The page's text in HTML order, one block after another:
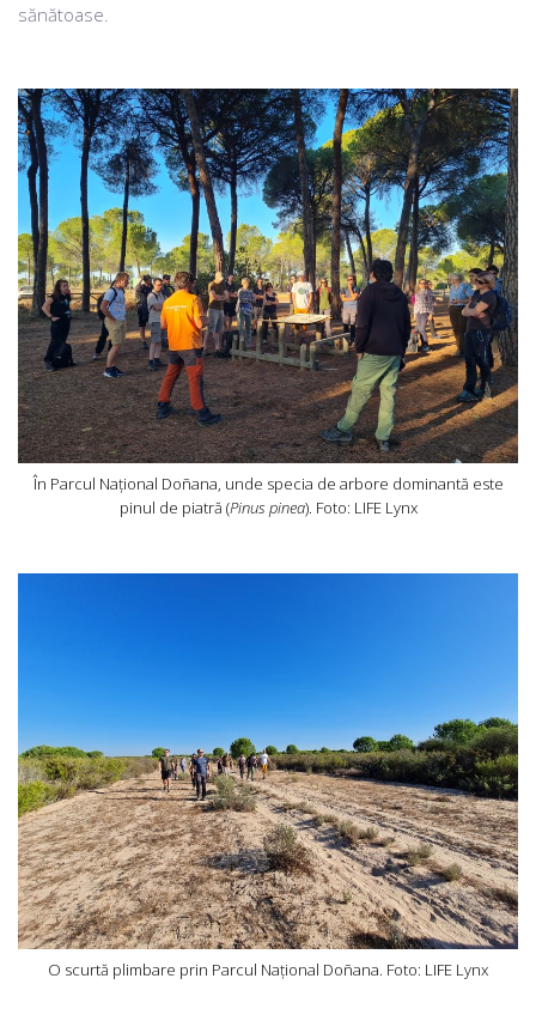
sănătoase.
În Parcul Național Doñana, unde specia de arbore dominantă este
pinul de piatră (Pinus pinea). Foto: LIFE Lynx
O scurtă plimbare prin Parcul Național Doñana. Foto: LIFE Lynx